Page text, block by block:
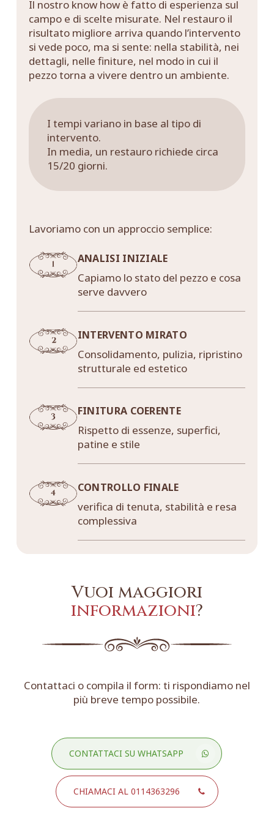
Il nostro know how è fatto di esperienza sul
campo e di scelte misurate. Nel restauro il
risultato migliore arriva quando l’intervento
si vede poco, ma si sente: nella stabilità, nei
dettagli, nelle finiture, nel modo in cui il
pezzo torna a vivere dentro un ambiente.
I tempi variano in base al tipo di
intervento.
In media, un restauro richiede circa
15/20 giorni.
Lavoriamo con un approccio semplice:
ANALISI INIZIALE
Capiamo lo stato del pezzo e cosa
serve davvero
INTERVENTO MIRATO
Consolidamento, pulizia, ripristino
strutturale ed estetico
FINITURA COERENTE
Rispetto di essenze, superfici,
patine e stile
CONTROLLO FINALE
verifica di tenuta, stabilità e resa
complessiva
Vuoi maggiori
informazioni?
Contattaci o compila il form: ti rispondiamo nel
più breve tempo possibile.
CONTATTACI SU WHATSAPP
CHIAMACI AL 0114363296